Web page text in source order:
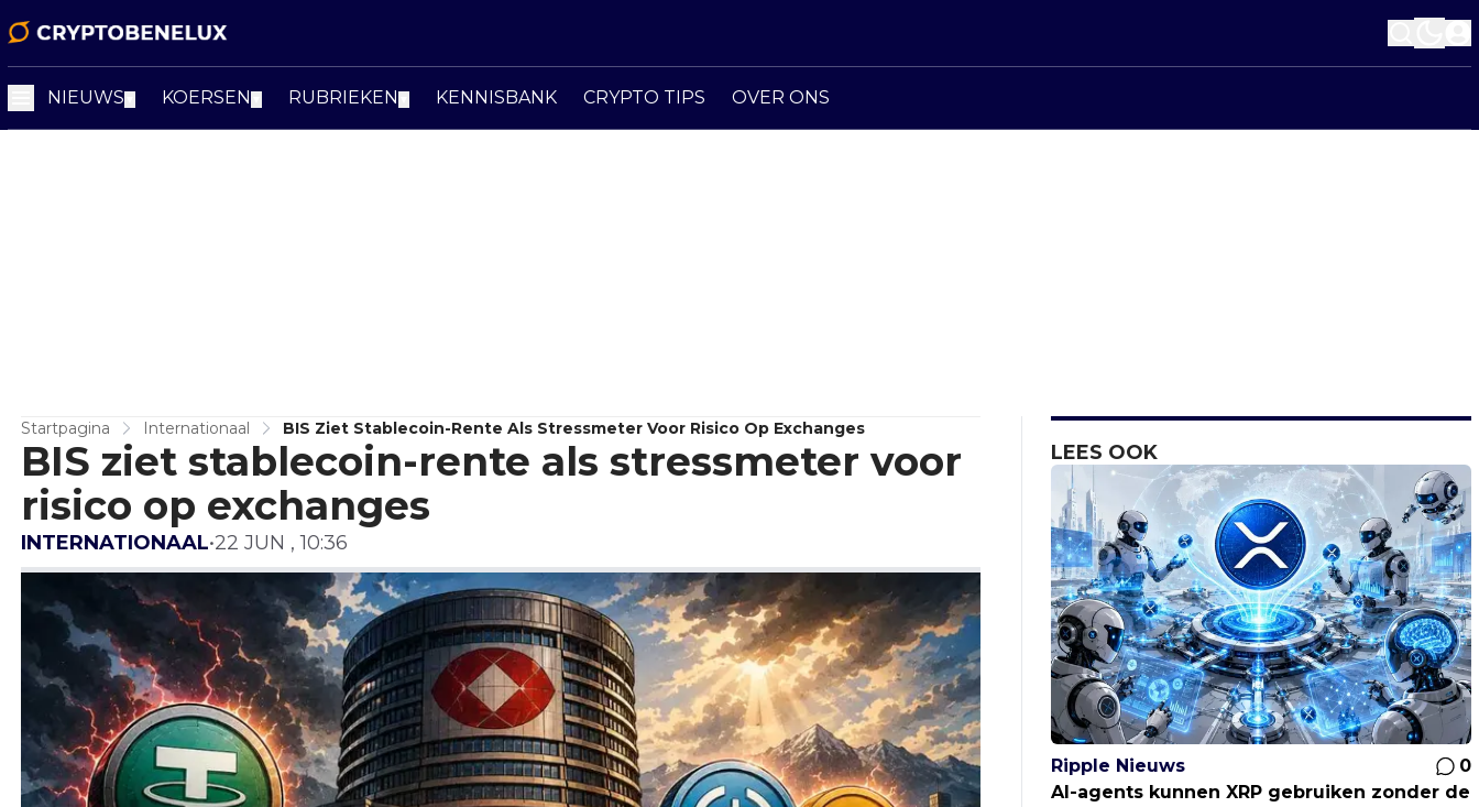
NIEUWS KOERSEN RUBRIEKEN KENNISBANK CRYPTO TIPS OVER ONS
Startpagina Internationaal BIS Ziet Stablecoin-Rente Als Stressmeter Voor Risico Op Exchanges
BIS ziet stablecoin-rente als stressmeter voor
risico op exchanges
INTERNATIONAAL•22 JUN , 10:36
LEES OOK
Ripple Nieuws
0
AI-agents kunnen XRP gebruiken zonder de